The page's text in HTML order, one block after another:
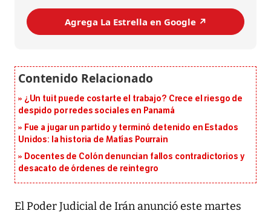
Agrega La Estrella en Google ↗️
¿Un tuit puede costarte el trabajo? Crece el riesgo de
despido por redes sociales en Panamá
Fue a jugar un partido y terminó detenido en Estados
Unidos: la historia de Matías Pourrain
Docentes de Colón denuncian fallos contradictorios y
desacato de órdenes de reintegro
El Poder Judicial de Irán anunció este martes